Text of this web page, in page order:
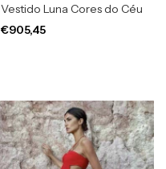
Vestido Luna Cores do Céu
€905,45